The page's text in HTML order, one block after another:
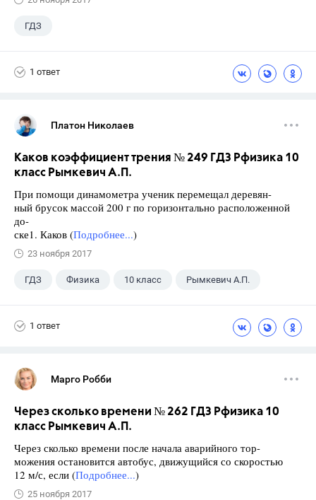
ГДЗ
1 ответ
Платон Николаев
Каков коэффициент трения № 249 ГДЗ Рфизика 10
класс Рымкевич А.П.
При помощи динамометра ученик перемещал деревян-
ный брусок массой 200 г по горизонтально расположенной
до-
ске1. Каков (Подробнее...)
23 ноября 2017
ГДЗ Физика 10 класс Рымкевич А.П.
1 ответ
Марго Робби
Через сколько времени № 262 ГДЗ Рфизика 10
класс Рымкевич А.П.
Через сколько времени после начала аварийного тор-
можения остановится автобус, движущийся со скоростью
12 м/с, если (Подробнее...)
25 ноября 2017